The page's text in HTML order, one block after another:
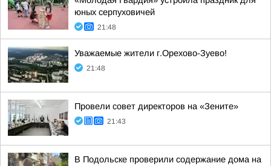
юных серпуховичей
21:48
Уважаемые жители г.Орехово-Зуево!
21:48
Провели совет директоров на «Зените»
21:43
В Подольске проверили содержание дома на